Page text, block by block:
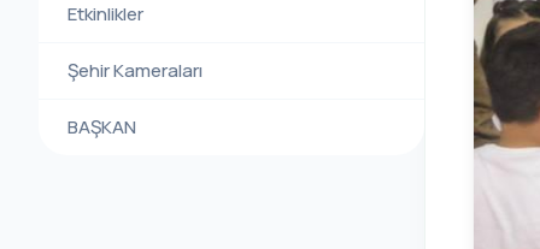
Etkinlikler
Şehir Kameraları
BAŞKAN